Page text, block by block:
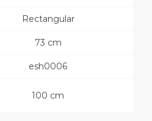
Rectangular
73 cm
esh0006
100 cm